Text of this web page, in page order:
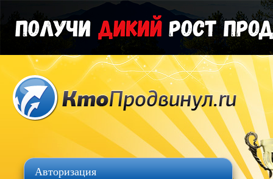
Авторизация